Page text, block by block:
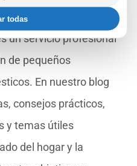
un servicio profesional
de pequeños
En nuestro blog
consejos prácticos,
y temas útiles
del hogar y la
todas